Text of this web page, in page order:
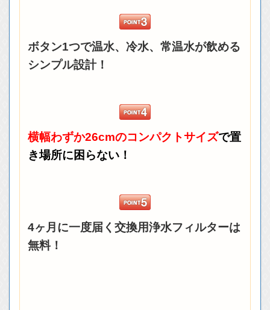
ボタン1つで温水、冷水、常温水が飲める
シンプル設計！
横幅わずか26cmのコンパクトサイズで置
き場所に困らない！
4ヶ月に一度届く交換用浄水フィルターは
無料！